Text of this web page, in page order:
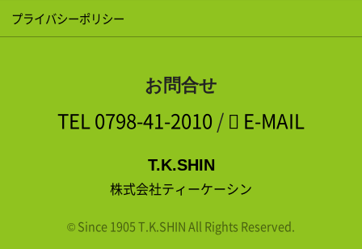
プライバシーポリシー
お問合せ
TEL0798-41-2010/ E-MAIL
T.K.SHIN
株式会社ティーケーシン
© Since 1905 T.K.SHIN All Rights Reserved.